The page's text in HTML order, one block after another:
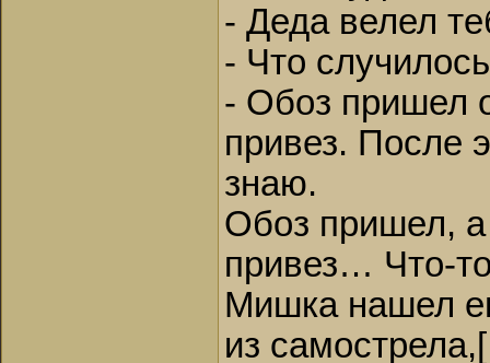
- Деда велел
- Что
- Обоз пришел
привез. После
знаю.
Обоз пришел, а
привез… Что-
Мишка нашел
из